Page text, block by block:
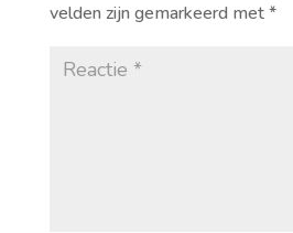
velden zijn gemarkeerd met*